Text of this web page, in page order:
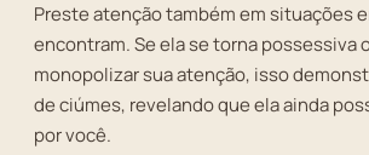
Preste atenção também em situações
encontram. Se ela se torna possessiva
monopolizar sua atenção, isso
de ciúmes, revelando que ela ainda
por você.